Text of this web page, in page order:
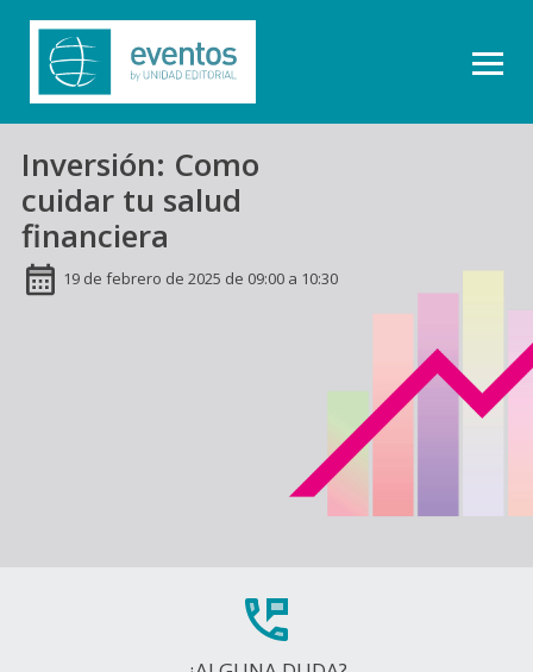
Inversión: Como
cuidar tu salud
financiera
19 de febrero de 2025 de 09:00 a 10:30